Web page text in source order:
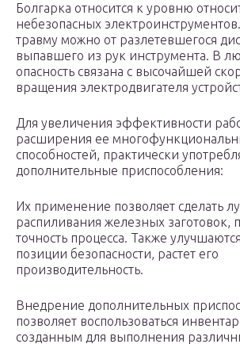
Болгарка относится к уровню
небезопасных
травму можно от разлетевшегося
выпавшего из рук инструмента. В
опасность связана с высочайшей
вращения электродвигателя
Для увеличения эффективности
расширения ее
способностей, практически
дополнительные приспособления:
Их применение позволяет сделать
распиливания железных заготовок,
точность процесса. Также
позиции безопасности, растет его
производительность.
Внедрение дополнительных
позволяет воспользоваться
созданным для выполнения